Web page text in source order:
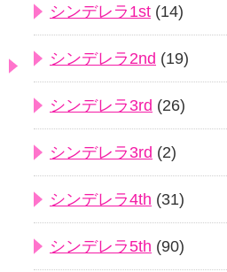
シンデレラ1st (14)
シンデレラ2nd (19)
シンデレラ3rd (26)
シンデレラ3rd (2)
シンデレラ4th (31)
シンデレラ5th (90)